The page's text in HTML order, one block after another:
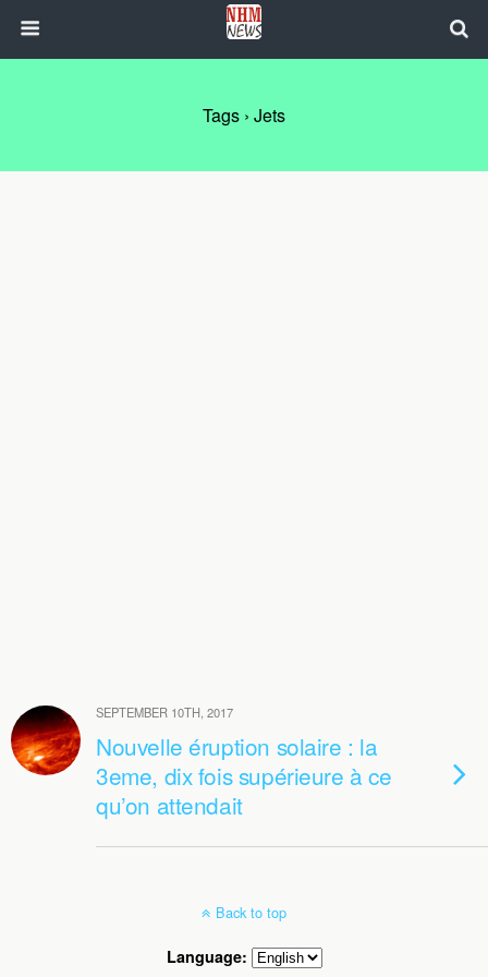
Tags › Jets
SEPTEMBER 10TH, 2017
Nouvelle éruption solaire : la
3eme, dix fois supérieure à ce
qu’on attendait
Back to top
Language: